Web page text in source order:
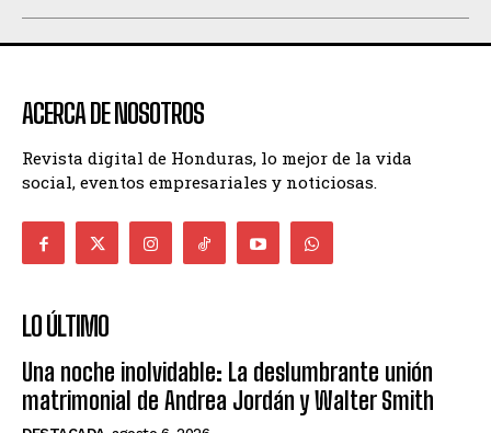
ACERCA DE NOSOTROS
Revista digital de Honduras, lo mejor de la vida
social, eventos empresariales y noticiosas.
LO ÚLTIMO
Una noche inolvidable: La deslumbrante unión
matrimonial de Andrea Jordán y Walter Smith